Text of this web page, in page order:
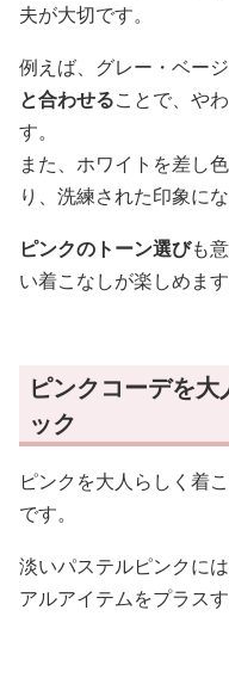
夫が大切です。
例えば、グレー・ベー
と合わせることで、や
す。
また、ホワイトを差し
り、洗練された印象にな
ピンクのトーン選びも
い着こなしが楽しめます
ピンクコーデを
ック
ピンクを大人らしく着こ
です。
淡いパステルピンクに
アルアイテムをプラス